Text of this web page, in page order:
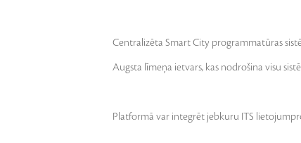
Centralizēta Smart City programmatūras
Augsta līmeņa ietvars, kas nodrošina visu
Platformā var integrēt jebkuru ITS